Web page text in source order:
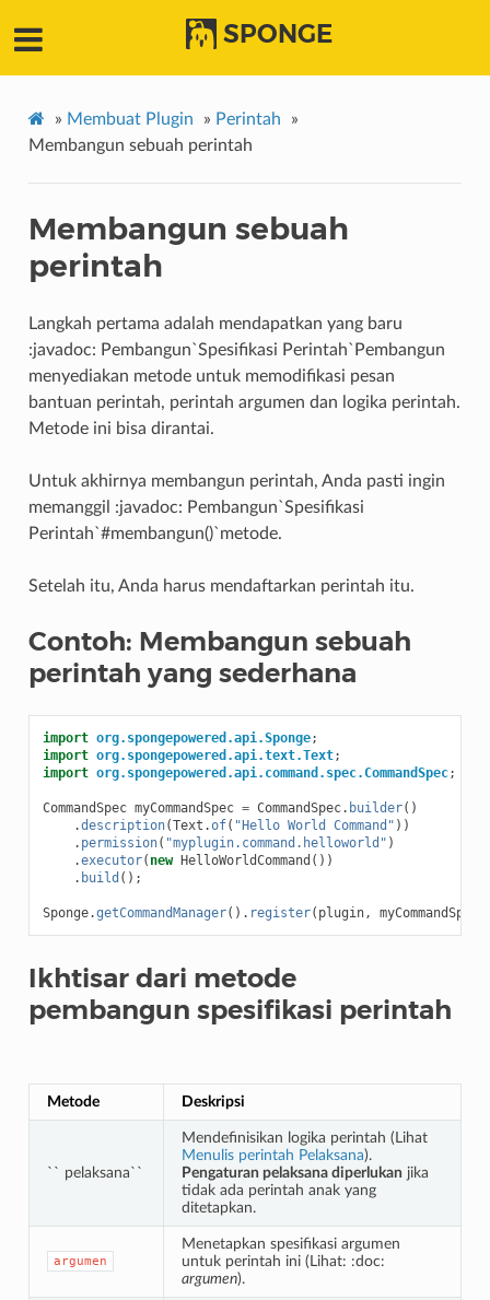
SPONGE
» Membuat Plugin » Perintah
»
Membangun sebuah perintah
Membangun sebuah
perintah
Langkah pertama adalah mendapatkan yang baru
:javadoc: Pembangun`Spesifikasi Perintah`Pembangun
menyediakan metode untuk memodifikasi pesan
bantuan perintah, perintah argumen dan logika perintah.
Metode ini bisa dirantai.
Untuk akhirnya membangun perintah, Anda pasti ingin
memanggil :javadoc: Pembangun`Spesifikasi
Perintah`#membangun()`metode.
Setelah itu, Anda harus mendaftarkan perintah itu.
Contoh: Membangun sebuah
perintah yang sederhana
import org.spongepowered.api.Sponge;
import org.spongepowered.api.text.Text;
import org.spongepowered.api.command.spec.CommandSpec;
CommandSpec myCommandSpec = CommandSpec. builder()
.description(Text .of( "Hello World Command" ))
. permission( "myplugin.command.helloworld" )
.executor( new HelloWorldCommand ())
. build ();
Sponge.getCommandManager(). register( plugin, myCommandSpec
Ikhtisar dari metode
pembangun spesifikasi perintah
Metode Deskripsi
`` pelaksana``
Mendefinisikan logika perintah (Lihat
Menulis perintah Pelaksana).
Pengaturan pelaksana diperlukan jika
tidak ada perintah anak yang
ditetapkan.
argumen
Menetapkan spesifikasi argumen
untuk perintah ini (Lihat: :doc:
argumen).